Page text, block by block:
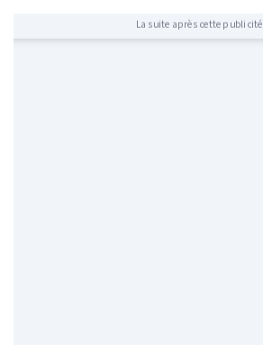
La suite après cette publicité